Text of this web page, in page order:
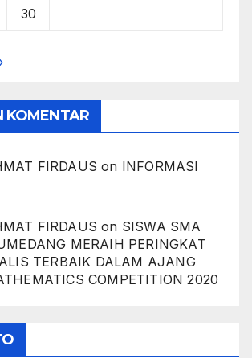
30
KOMENTAR
FIRDAUS on INFORMASI
FIRDAUS on SISWA SMA
MERAIH PERINGKAT
TERBAIK DALAM AJANG
COMPETITION 2020